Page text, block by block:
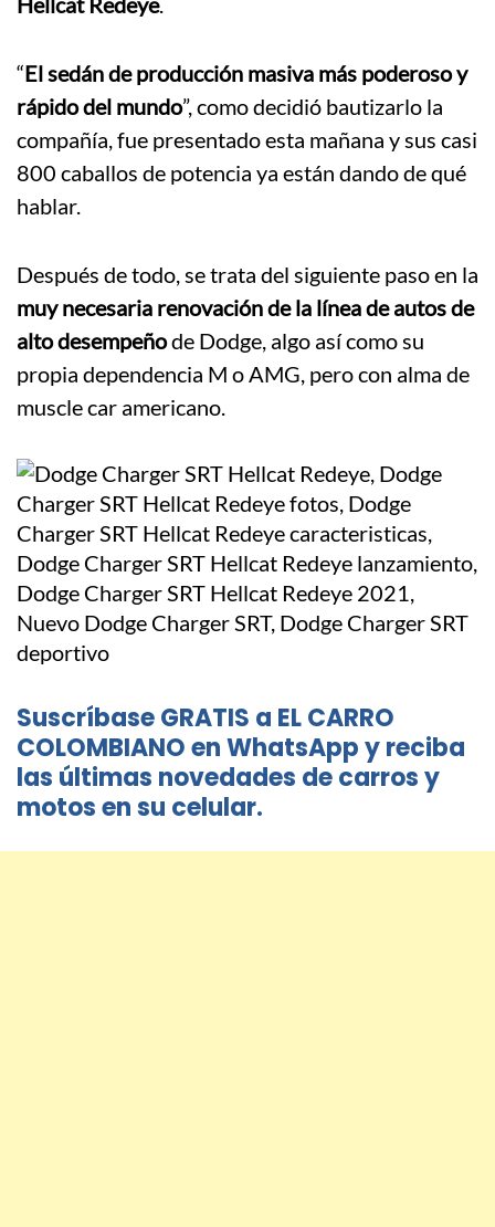
“El sedán de producción masiva más poderoso y
rápido del mundo”, como decidió bautizarlo la
compañía, fue presentado esta mañana y sus casi
800 caballos de potencia ya están dando de qué
hablar.
Después de todo, se trata del siguiente paso en la
muy necesaria renovación de la línea de autos de
alto desempeñode Dodge, algo así como su
propia dependencia M o AMG, pero con alma de
muscle car americano.
Suscríbase GRATIS a EL CARRO
COLOMBIANO en WhatsApp y reciba
las últimas novedades de carros y
motos en su celular.